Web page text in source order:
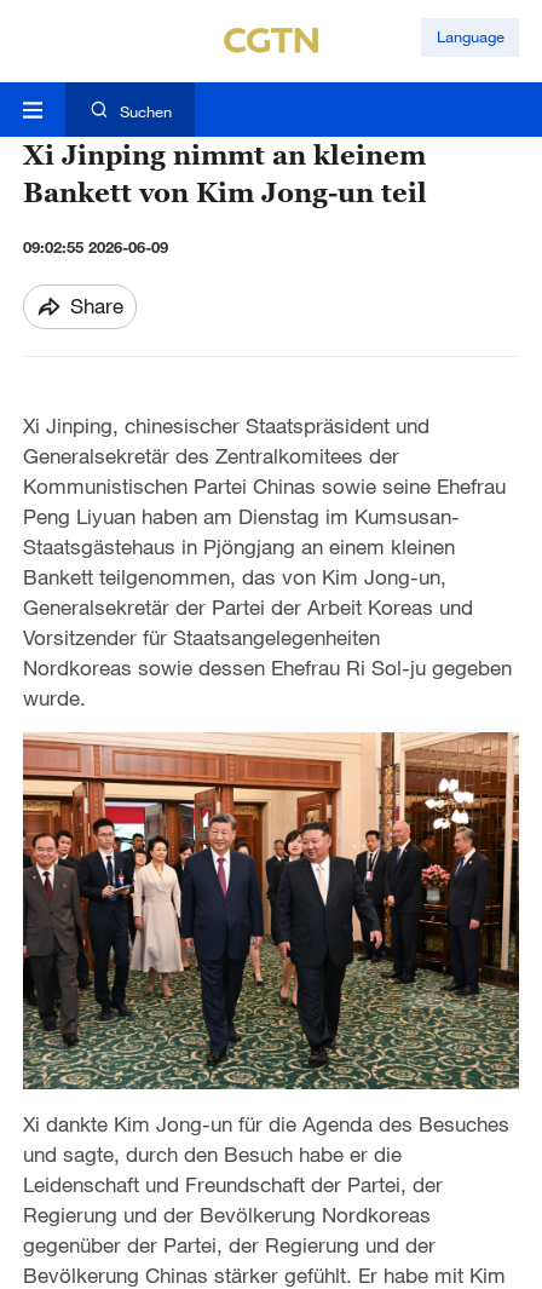
Language
Suchen
Xi Jinping nimmt an kleinem
Bankett von Kim Jong-un teil
09:02:55 2026-06-09
Share
Xi Jinping, chinesischer Staatspräsident und
Generalsekretär des Zentralkomitees der
Kommunistischen Partei Chinas sowie seine Ehefrau
Peng Liyuan haben am Dienstag im Kumsusan-
Staatsgästehaus in Pjöngjang an einem kleinen
Bankett teilgenommen, das von Kim Jong-un,
Generalsekretär der Partei der Arbeit Koreas und
Vorsitzender für Staatsangelegenheiten
Nordkoreas sowie dessen Ehefrau Ri Sol-ju gegeben
wurde.
Xi dankte Kim Jong-un für die Agenda des Besuches
und sagte, durch den Besuch habe er die
Leidenschaft und Freundschaft der Partei, der
Regierung und der Bevölkerung Nordkoreas
gegenüber der Partei, der Regierung und der
Bevölkerung Chinas stärker gefühlt. Er habe mit Kim